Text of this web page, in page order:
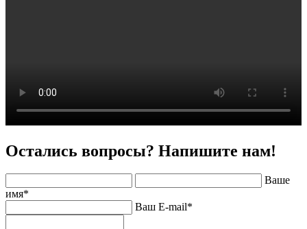
Остались вопросы? Напишите нам!
Ваше
имя*
Ваш E-mail*